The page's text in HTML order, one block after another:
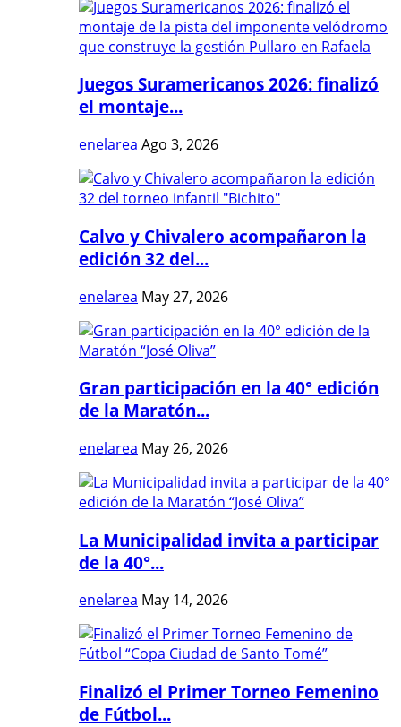
Juegos Suramericanos 2026: finalizó
el montaje...
enelarea Ago 3, 2026
Calvo y Chivalero acompañaron la
edición 32 del...
enelarea May 27, 2026
Gran participación en la 40° edición
de la Maratón...
enelarea May 26, 2026
La Municipalidad invita a participar
de la 40°...
enelarea May 14, 2026
Finalizó el Primer Torneo Femenino
de Fútbol...